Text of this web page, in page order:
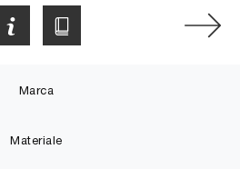
Marca
Materiale